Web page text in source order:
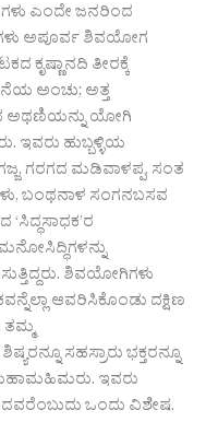
ಎಂದೇ ಜನರಿಂದ
ಅಪೂರ್ವ ಶಿವಯೋಗ
ಕೃಷ್ಣಾನದಿ ತೀರಕ್ಕೆ
ಅಂಚು; ಅತ್ತ
ಅಥಣಿಯನ್ನು ಯೋಗಿ
ಇವರು ಹುಬ್ಬಳ್ಳಿಯ
ಗರಗದ ಮಡಿವಾಳಪ್ಪ, ಸಂತ
ಬಂಥನಾಳ ಸಂಗನಬಸವ
ಶಿವಯೋಗಿಗಳು
ಆವರಿಸಿಕೊಂಡು ದಕ್ಷಿಣ
ತಮ್ಮ
ಸಹಸ್ರಾರು ಭಕ್ತರನ್ನೂ
ಇವರು
ಒಂದು ವಿಶೇಷ.